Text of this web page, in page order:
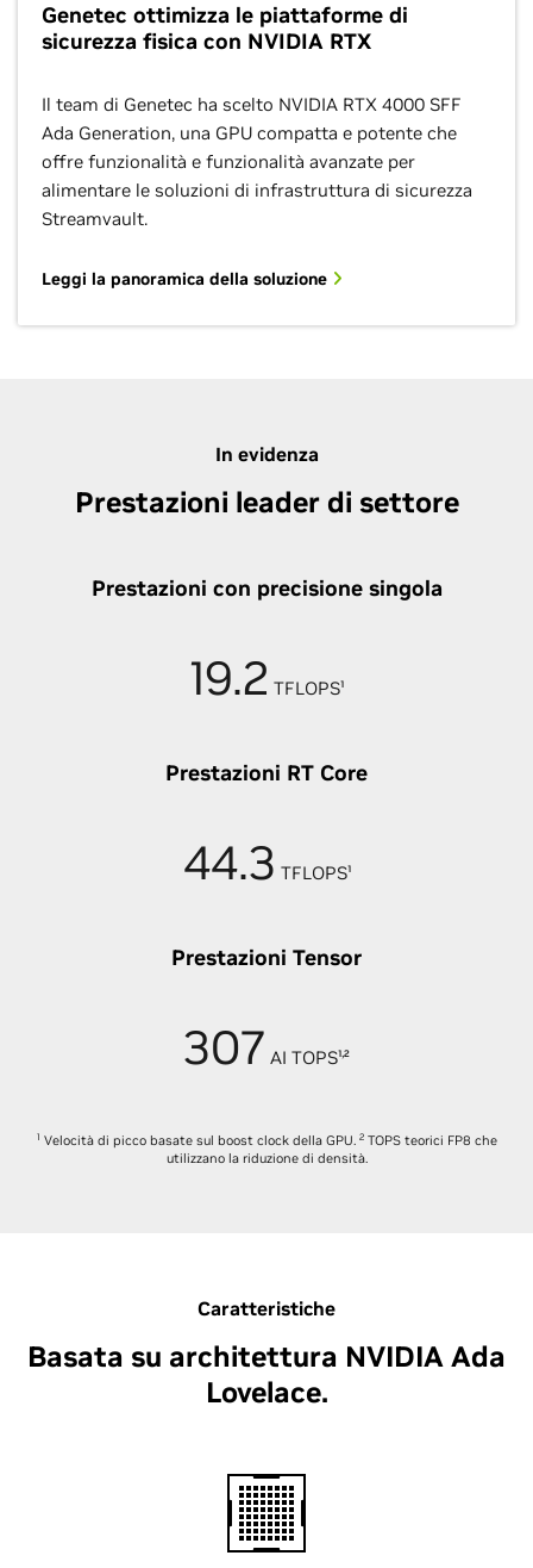
Genetec ottimizza le piattaforme di
sicurezza fisica con NVIDIA RTX
Il team di Genetec ha scelto NVIDIA RTX 4000 SFF
Ada Generation, una GPU compatta e potente che
offre funzionalità e funzionalità avanzate per
alimentare le soluzioni di infrastruttura di sicurezza
Streamvault.
Leggi la panoramica della soluzione
In evidenza
Prestazioni leader di settore
Prestazioni con precisione singola
19.2 TFLOPS¹
Prestazioni RT Core
44.3 TFLOPS¹
Prestazioni Tensor
307 AI TOPS¹,²
1 Velocità di picco basate sul boost clock della GPU. 2TOPS teorici FP8 che
utilizzano la riduzione di densità.
Caratteristiche
Basata su architettura NVIDIA Ada
Lovelace.